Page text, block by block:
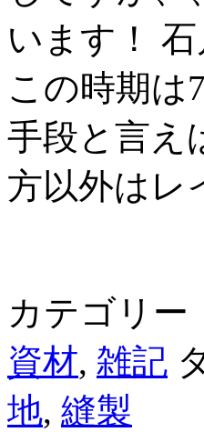
います！
この時期は
手段と言え
方以外はレ
カテゴリー
資材, 雑記
地, 縫製